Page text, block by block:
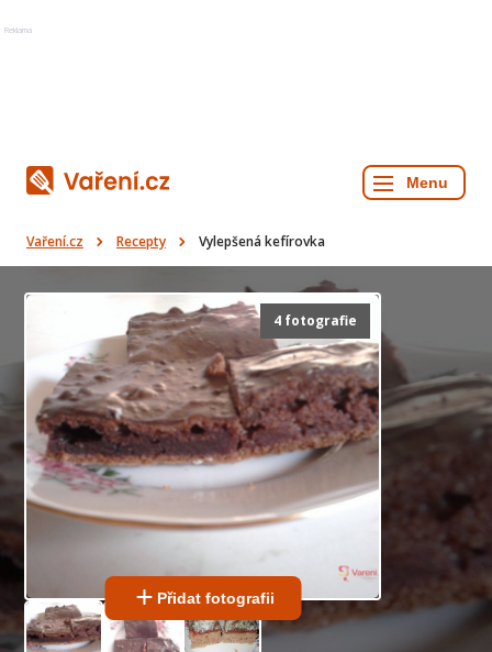
Reklama
Vaření.cz Recepty Vylepšená kefírovka
4 fotografie
Přidat fotografii